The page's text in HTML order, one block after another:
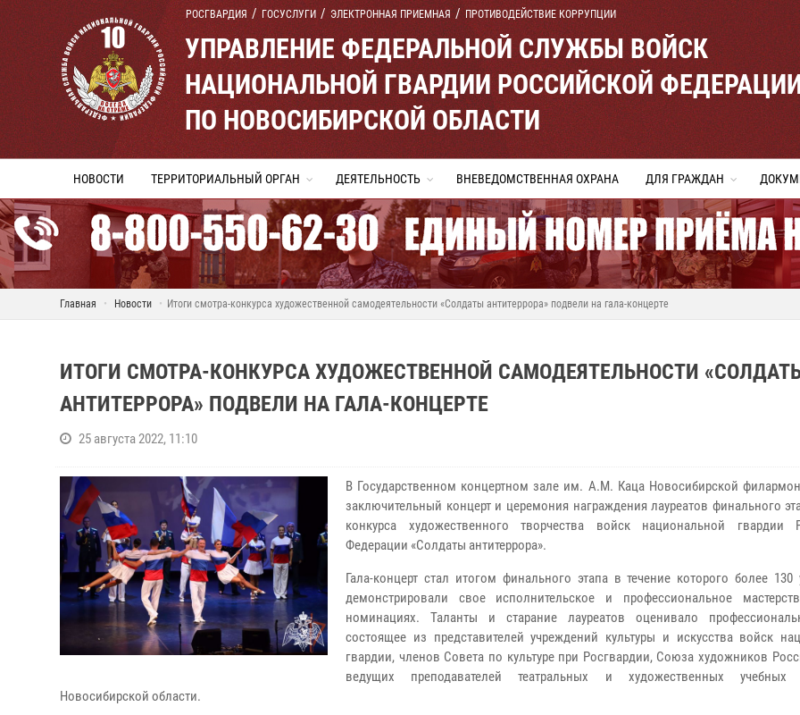
РОСГВАРДИЯ ГОСУСЛУГИ ЭЛЕКТРОННАЯ ПРИЕМНАЯ ПРОТИВОДЕЙСТВИЕ КОРРУПЦИИ
УПРАВЛЕНИЕ ФЕДЕРАЛЬНОЙ СЛУЖБЫ ВОЙСК
НАЦИОНАЛЬНОЙ ГВАРДИИ РОССИЙСКОЙ
ПО НОВОСИБИРСКОЙ ОБЛАСТИ
НОВОСТИ ТЕРРИТОРИАЛЬНЫЙ ОРГАН ДЕЯТЕЛЬНОСТЬ ВНЕВЕДОМСТВЕННАЯ ОХРАНА ДЛЯ ГРАЖДАН
Главная Новости Итоги смотра-конкурса художественной самодеятельности «Солдаты антитеррора» подвели на гала-концерте
ИТОГИ СМОТРА-КОНКУРСА ХУДОЖЕСТВЕННОЙ САМОДЕЯТЕЛЬНОСТИ
АНТИТЕРРОРА» ПОДВЕЛИ НА ГАЛА-КОНЦЕРТЕ
25 августа 2022, 11:10
В Государственном концертном зале им. А.М. Каца Новосибирской
заключительный концерт и церемония награждения лауреатов финального
конкурса художественного творчества войск национальной гвардии
Федерации «Солдаты антитеррора».
Гала-концерт стал итогом финального этапа в течение которого более 130
демонстрировали свое исполнительское и профессиональное
номинациях. Таланты и старание лауреатов оценивало
состоящее из представителей учреждений культуры и искусства войск
гвардии, членов Совета по культуре при Росгвардии, Союза художников
ведущих преподавателей театральных и художественных учебных
Новосибирской области.